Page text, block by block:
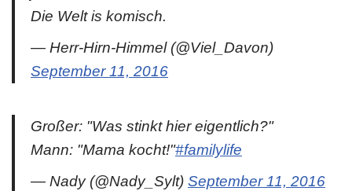
Die Welt is komisch.
— Herr-Hirn-Himmel (@Viel_Davon)
September 11, 2016
Großer: "Was stinkt hier eigentlich?"
Mann: "Mama kocht!"#familylife
— Nady (@Nady_Sylt) September 11, 2016